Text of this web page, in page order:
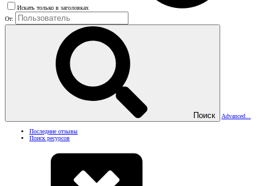
Искать только в заголовках
От:
Поиск Advanced...
Последние отзывы
Поиск ресурсов